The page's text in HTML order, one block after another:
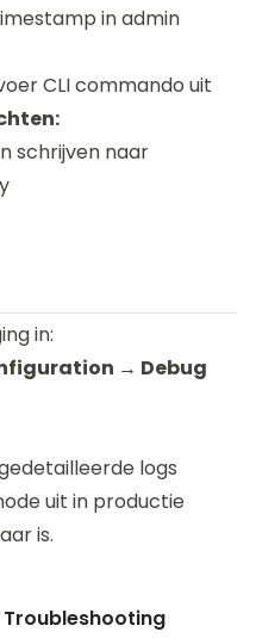
in admin
CLI commando uit
schrijven naar
in:
→ Debug
logs
uit in productie
is.